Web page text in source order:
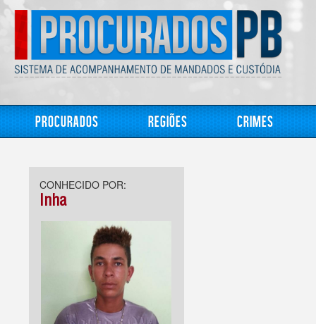
Procurados Regiões Crimes
CONHECIDO POR:
Inha